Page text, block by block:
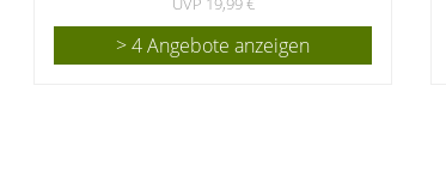
> 4 Angebote anzeigen